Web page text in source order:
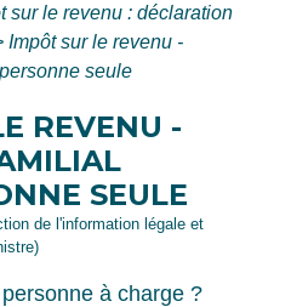
sur le revenu : déclaration
Impôt sur le revenu -
seule
REVENU -
SEULE
de l'information légale et
à charge ?